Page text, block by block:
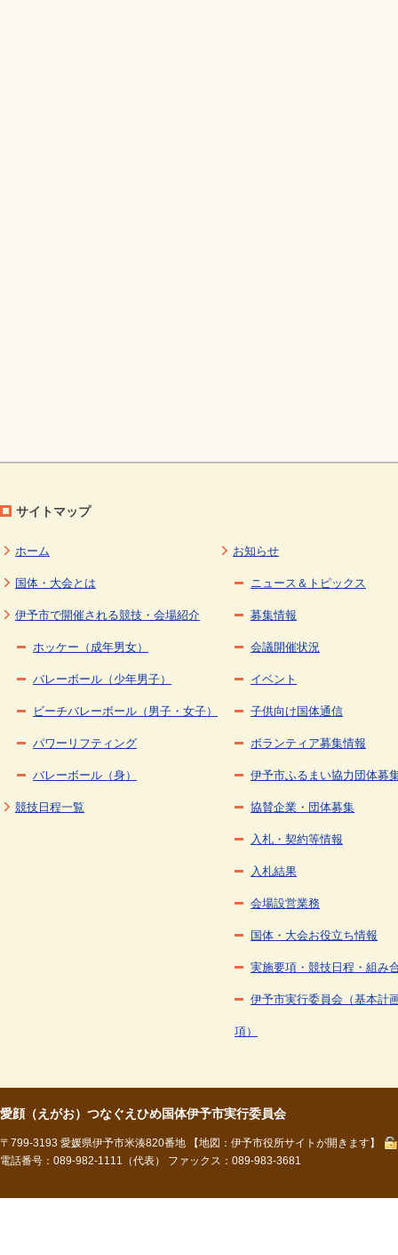
サイトマップ
ホーム
国体・大会とは
伊予市で開催される競技・会場紹介
ホッケー（成年男女）
バレーボール（少年男子）
ビーチバレーボール（男子・女子）
パワーリフティング
バレーボール（身）
競技日程一覧
お知らせ
ニュース＆トピックス
募集情報
会議開催状況
イベント
子供向け国体通信
ボランティア募集情報
伊予市ふるまい協力団体募
協賛企業・団体募集
入札・契約等情報
入札結果
会場設営業務
国体・大会お役立ち情報
実施要項・競技日程・組み
伊予市実行委員会（基本計
項）
愛顔（えがお）つなぐえひめ国体伊予市実行委員会
〒799-3193 愛媛県伊予市米湊820番地
【地図：伊予市役所サイトが開きます】
電話番号：089-982-1111（代表） ファックス：089-983-3681